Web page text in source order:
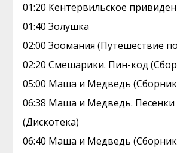
01:20 Кентервильское
01:40 Золушка
02:00 Зоомания (Путешествие
02:20 Смешарики. Пин-код
05:00 Маша и Медведь
06:38 Маша и Медведь.
(Дискотека)
06:40 Маша и Медведь